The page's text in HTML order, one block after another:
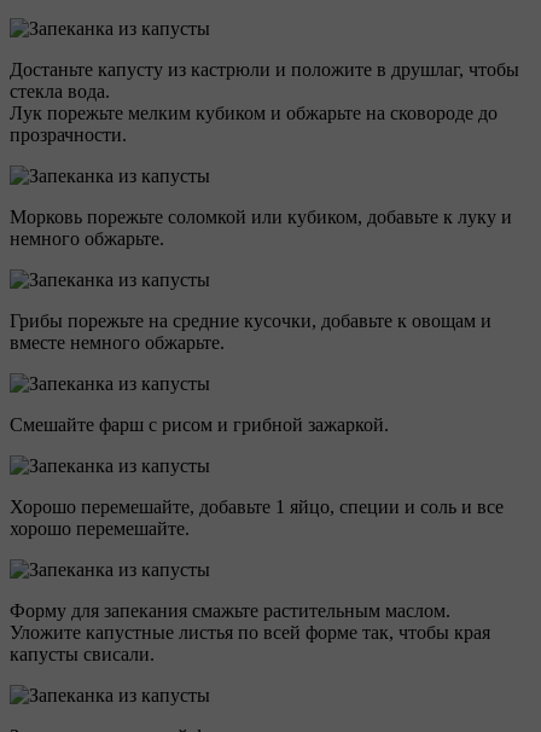
Достаньте капусту из кастрюли и положите в друшлаг, чтобы
стекла вода.
Лук порежьте мелким кубиком и обжарьте на сковороде до
прозрачности.
Морковь порежьте соломкой или кубиком, добавьте к луку и
немного обжарьте.
Грибы порежьте на средние кусочки, добавьте к овощам и
вместе немного обжарьте.
Смешайте фарш с рисом и грибной зажаркой.
Хорошо перемешайте, добавьте 1 яйцо, специи и соль и все
хорошо перемешайте.
Форму для запекания смажьте растительным маслом.
Уложите капустные листья по всей форме так, чтобы края
капусты свисали.